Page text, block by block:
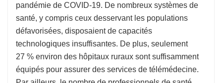
pandémie de COVID-19. De nombreux systèmes de
santé, y compris ceux desservant les populations
défavorisées, disposaient de capacités
technologiques insuffisantes. De plus, seulement
27 % environ des hôpitaux ruraux sont suffisamment
équipés pour assurer des services de télémédecine.